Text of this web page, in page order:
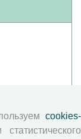
cookies-